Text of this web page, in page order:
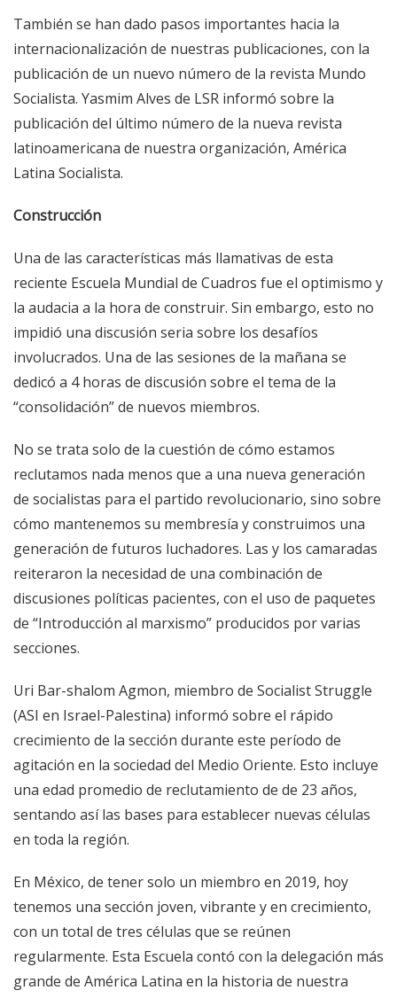
También se han dado pasos importantes hacia la
internacionalización de nuestras publicaciones, con la
publicación de un nuevo número de la revista Mundo
Socialista. Yasmim Alves de LSR informó sobre la
publicación del último número de la nueva revista
latinoamericana de nuestra organización, América
Latina Socialista.
Construcción
Una de las características más llamativas de esta
reciente Escuela Mundial de Cuadros fue el optimismo y
la audacia a la hora de construir. Sin embargo, esto no
impidió una discusión seria sobre los desafíos
involucrados. Una de las sesiones de la mañana se
dedicó a 4 horas de discusión sobre el tema de la
“consolidación” de nuevos miembros.
No se trata solo de la cuestión de cómo estamos
reclutamos nada menos que a una nueva generación
de socialistas para el partido revolucionario, sino sobre
cómo mantenemos su membresía y construimos una
generación de futuros luchadores. Las y los camaradas
reiteraron la necesidad de una combinación de
discusiones políticas pacientes, con el uso de paquetes
de “Introducción al marxismo” producidos por varias
secciones.
Uri Bar-shalom Agmon, miembro de Socialist Struggle
(ASI en Israel-Palestina) informó sobre el rápido
crecimiento de la sección durante este período de
agitación en la sociedad del Medio Oriente. Esto incluye
una edad promedio de reclutamiento de de 23 años,
sentando así las bases para establecer nuevas células
en toda la región.
En México, de tener solo un miembro en 2019, hoy
tenemos una sección joven, vibrante y en crecimiento,
con un total de tres células que se reúnen
regularmente. Esta Escuela contó con la delegación más
grande de América Latina en la historia de nuestra